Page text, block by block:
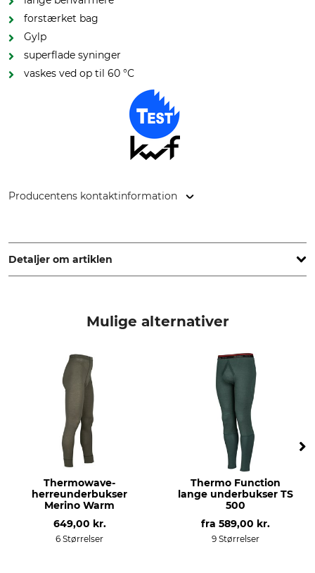
forstærket bag
Gylp
superflade syninger
vaskes ved op til 60 °C
Producentens kontaktinformation
28876 Oyten, Germany, www.overhues-schuessler.de
Detaljer om artiklen
Underbukser
TS 200, lang
50% Polypropylen
50% Bomuld
40 °C kulørt vask
Må ikke bleges
Tør ikke i tørretumbleren
Strygning
Strygning op til 110 °C
Professionel tekstilpleje
Ikke rørrensning
Mulige alternativer
Thermowave-
herreunderbukser
Merino Warm
649,00 kr.
6 Størrelser
Thermo Function
lange underbukser TS
500
fra 589,00 kr.
9 Størrelser